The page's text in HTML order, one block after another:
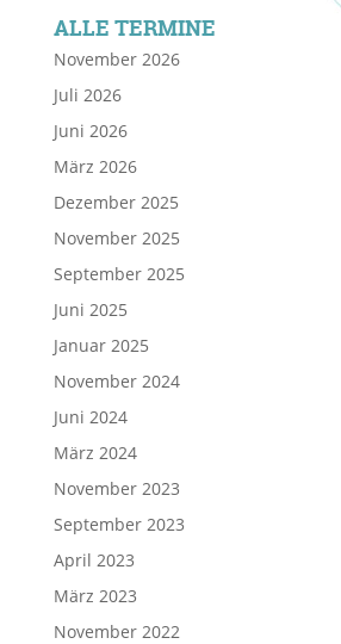
ALLE TERMINE
November 2026
Juli 2026
Juni 2026
März 2026
Dezember 2025
November 2025
September 2025
Juni 2025
Januar 2025
November 2024
Juni 2024
März 2024
November 2023
September 2023
April 2023
März 2023
November 2022